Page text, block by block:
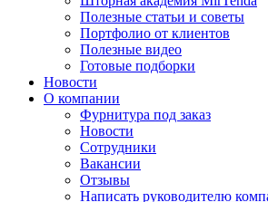
Полезные статьи и советы
Портфолио от клиентов
Полезные видео
Готовые подборки
Новости
О компании
Фурнитура под заказ
Новости
Сотрудники
Вакансии
Отзывы
Написать руководителю